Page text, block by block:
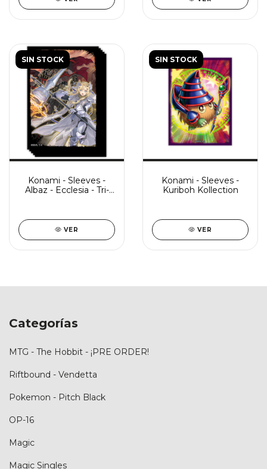
SIN STOCK
Konami - Sleeves -
Albaz - Ecclesia - Tri-
VER
SIN STOCK
Konami - Sleeves -
Kuriboh Kollection
VER
Categorías
MTG - The Hobbit - ¡PRE ORDER!
Riftbound - Vendetta
Pokemon - Pitch Black
OP-16
Magic
Magic Singles